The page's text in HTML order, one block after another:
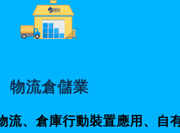
物流倉儲業
流、倉庫行動裝置應用、自